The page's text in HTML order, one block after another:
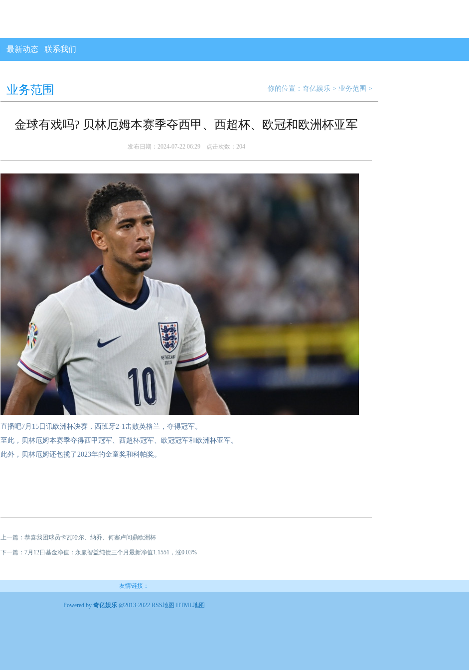
最新动态 联系我们
业务范围 你的位置： 奇亿娱乐 > 业务范围 >
金球有戏吗? 贝林厄姆本赛季夺西甲、西超杯、欧冠和欧洲杯亚军
发布日期：2024-07-22 06:29 点击次数：204
直播吧7月15日讯欧洲杯决赛，西班牙2-1击败英格兰，夺得冠军。
至此，贝林厄姆本赛季夺得西甲冠军、西超杯冠军、欧冠冠军和欧洲杯亚军。
此外，贝林厄姆还包揽了2023年的金童奖和科帕奖。
上一篇： 恭喜我团球员卡瓦哈尔、纳乔、何塞卢问鼎欧洲杯
下一篇： 7月12日基金净值：永赢智益纯债三个月最新净值1.1551，涨0.03%
友情链接：
Powered by 奇亿娱乐 @2013-2022 RSS地图 HTML地图